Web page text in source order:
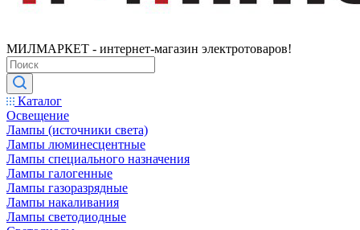
МИЛМАРКЕТ - интернет-магазин электротоваров!
Каталог
Освещение
Лампы (источники света)
Лампы люминесцентные
Лампы специального назначения
Лампы галогенные
Лампы газоразрядные
Лампы накаливания
Лампы светодиодные